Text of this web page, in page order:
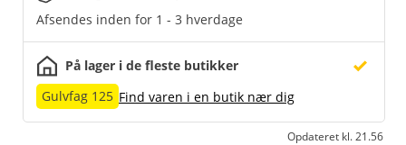
Afsendes inden for 1 - 3 hverdage
På lager i de fleste butikker
Gulvfag 125 Find varen i en butik nær dig
Opdateret kl. 21.56